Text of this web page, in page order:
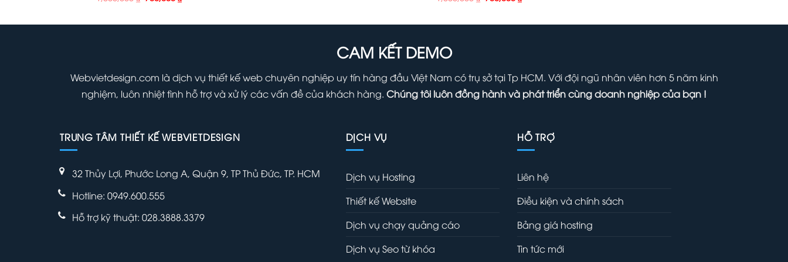
gốc hiện gốc hiện
CAM KẾT DEMO
Webvietdesign.com là dịch vụ thiết kế web chuyên nghiệp uy tín hàng đầu Việt Nam có trụ sở tại Tp HCM. Với đội ngũ nhân viên hơn 5 năm kinh
nghiệm, luôn nhiệt tình hỗ trợ và xử lý các vấn đề của khách hàng. Chúng tôi luôn đồng hành và phát triển cùng doanh nghiệp của bạn !
TRUNG TÂM THIẾT KẾ WEBVIETDESIGN
32 Thủy Lợi, Phước Long A, Quận 9, TP Thủ Đức, TP. HCM
Hotline: 0949.600.555
Hỗ trợ kỹ thuật: 028.3888.3379
DỊCH VỤ
Dịch vụ Hosting
Thiết kế Website
Dịch vụ chạy quảng cáo
Dịch vụ Seo từ khóa
HỖ TRỢ
Liên hệ
Điều kiện và chính sách
Bảng giá hosting
Tin tức mới